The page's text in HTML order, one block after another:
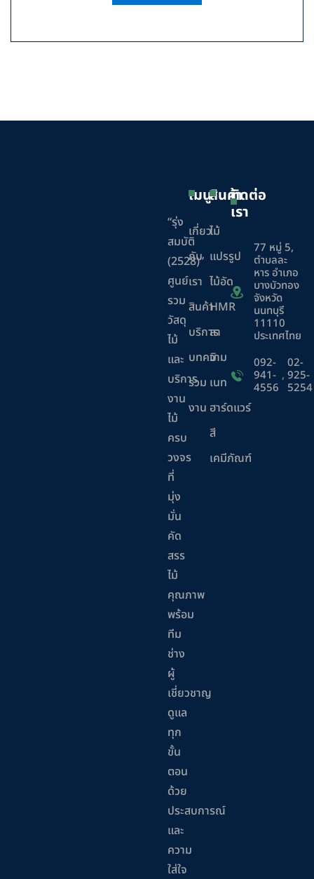
“รุ่ง
สมบัติ
(2528)”
ศูนย์
รวม
วัสดุ
ไม้
และ
บริการ
งาน
ไม้
ครบ
วงจร
ที่
มุ่ง
มั่น
คัด
สรร
ไม้
คุณภาพ
พร้อม
ทีม
ช่าง
ผู้
เชี่ยวชาญ
ดูแล
ทุก
ขั้น
ตอน
ด้วย
ประสบการณ์
และ
ความ
ใส่ใจ
เมนู
เกี่ยว
กับ
เรา
สินค้า
บริการ
บทความ
ร่วม
งาน
สินค้า
ไม้
แปรรูป
ไม้อัด
HMR
ลา
มิ
เนท
ฮาร์ดแวร์
สี
เคมีภัณฑ์
ติดต่อ
เรา
77 หมู่ 5,
ตำบลละ
หาร อำเภอ
บางบัวทอง
จังหวัด
นนทบุรี
11110
ประเทศไทย
092-
941-
4556
,
02-
925-
5254